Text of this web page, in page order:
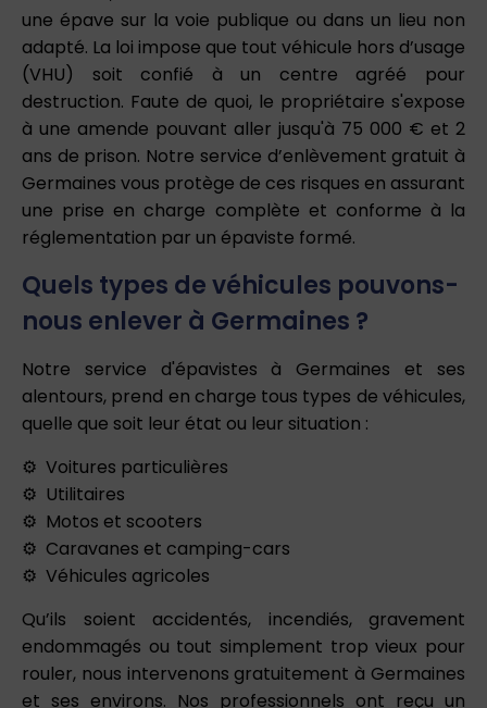
une épave sur la voie publique ou dans un lieu non
adapté. La loi impose que tout véhicule hors d’usage
(VHU) soit confié à un centre agréé pour
destruction. Faute de quoi, le propriétaire s'expose
à une amende pouvant aller jusqu'à 75 000 € et 2
ans de prison. Notre service d’enlèvement gratuit à
Germaines vous protège de ces risques en assurant
une prise en charge complète et conforme à la
réglementation par un épaviste formé.
Quels types de véhicules pouvons-
nous enlever à Germaines ?
Notre service d'épavistes à Germaines et ses
alentours, prend en charge tous types de véhicules,
quelle que soit leur état ou leur situation :
Voitures particulières
Utilitaires
Motos et scooters
Caravanes et camping-cars
Véhicules agricoles
Qu’ils soient accidentés, incendiés, gravement
endommagés ou tout simplement trop vieux pour
rouler, nous intervenons gratuitement à Germaines
et ses environs. Nos professionnels ont reçu un